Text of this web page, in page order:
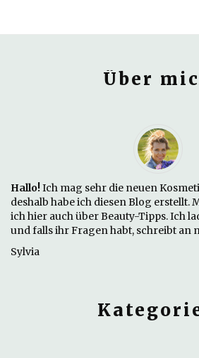
Über
Hallo!Ich mag sehr die neuen
deshalb habe ich diesen Blog erstellt.
ich hier auch über Beauty-Tipps. Ich
und falls ihr Fragen habt, schreibt an
Sylvia